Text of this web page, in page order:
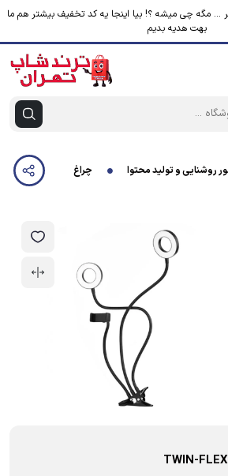
... مگه چی میشه ؟! بیا اینجا یه کد تخفیف بیشتر هم ما
بهت هدیه بدیم
روشنایی و تولید محتوا چراغ مطالعه مدل TWIN-FLEX